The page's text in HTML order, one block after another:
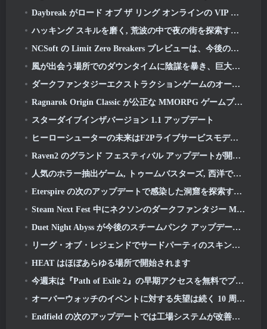
Daybreak がロード オブ ザ リング オンラインの VIP メンバーシップの値上げを発表
ハッキング スキルを磨く, 荒波の中で夜の街を探索する時間です
NCSoft の Limit Zero Breakers プレビューは、今後のプロローグ テストに何が期待できるかを示しています
風が出会う場所でのダウンタイムに陰謀を暴き、巨大な猫と戦いましょうの最新アップデート
ダークファンタジーエクストラクションゲームのオープンベータテスト日が発表, ミストフォールハンター
Ragnarok Origin Classic が公正な MMORPG ゲームプレイを復活させ、CBT が 6 月にオープン 4
スターダイブインザバージョン 1.1 アップデート
ヒーローシューターの未来はF2Pライブサービスモデルと結びついているのか?
Raven2 のグランド フェスティバル アップデートが開始され、新しいウォーロード クラスが追加されました
人気のホラー抽出ゲーム, トゥームバスターズ, 西洋でも発売
Eterspire の次のアップデートで感染した洞窟を探索する準備をしましょう
Steam Next Fest 中にネクソンのダークファンタジー MMORPG Embers Of The Uncrowned をチェックできます
Duet Night Abyss が今後のスチームパンク アップデートで Icelake の霜に戻ります
リーグ・オブ・レジェンドでサードパーティのスキンを入手できることを期待しないでください
HEAT はほぼあらゆる場所で開始されます
今週末は『Path of Exile 2』の早期アクセスを無料でプレイしましょう
オーバーウォッチのイベントに対する失望は続く 10 周年記念
Endfield の次のアップデートでは工場システムが改善されます